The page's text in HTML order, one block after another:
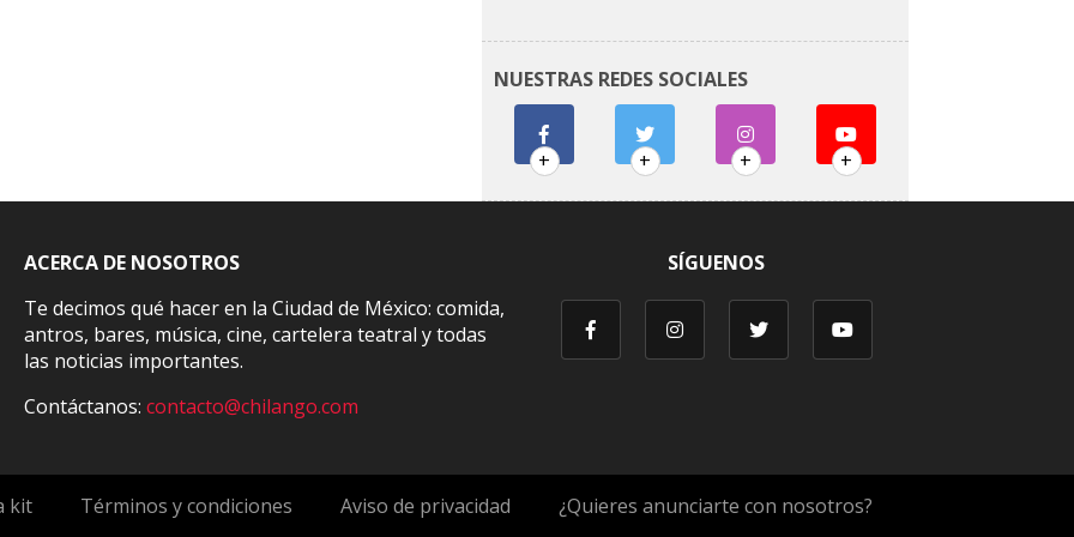
NUESTRAS REDES SOCIALES
+ + + +
ACERCA DE NOSOTROS
Te decimos qué hacer en la Ciudad de México: comida,
antros, bares, música, cine, cartelera teatral y todas
las noticias importantes.
Contáctanos:contacto@chilango.com
SÍGUENOS
kit Términos y condiciones Aviso de privacidad ¿Quieres anunciarte con nosotros?